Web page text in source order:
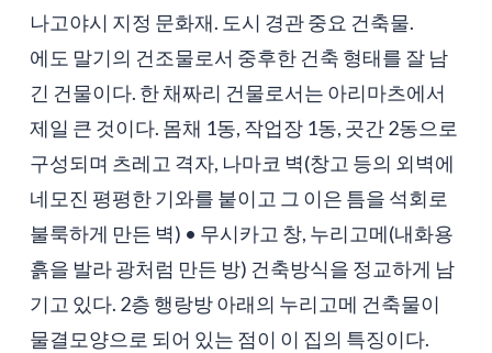
나고야시 지정 문화재. 도시 경관 중요 건축물.
에도 말기의 건조물로서 중후한 건축 형태를 잘 남
긴 건물이다. 한 채짜리 건물로서는 아리마츠에서
제일 큰 것이다. 몸채 1동, 작업장 1동, 곳간 2동으로
구성되며 츠레고 격자, 나마코 벽(창고 등의 외벽에
네모진 평평한 기와를 붙이고 그 이은 틈을 석회로
불룩하게 만든 벽) • 무시카고 창, 누리고메(내화용
흙을 발라 광처럼 만든 방) 건축방식을 정교하게 남
기고 있다. 2층 행랑방 아래의 누리고메 건축물이
물결모양으로 되어 있는 점이 이 집의 특징이다.